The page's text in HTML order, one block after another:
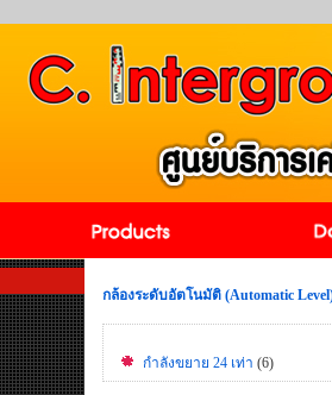
กล้องระดับอัตโนมัติ (Automatic
กำลังขยาย 24 เท่า (6)